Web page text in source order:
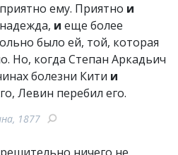
ему. Приятно и
и еще более
было ей, той, которая
Но, когда Степан Аркадьич
болезни Кити и
Левин перебил его.
1877